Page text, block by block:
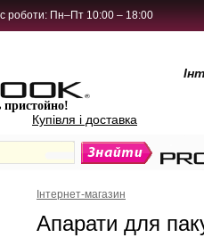
роботи: Пн–Пт 10:00 – 18:00
пристойно!
Купівля і доставка
Інтернет-магазин
Апарати для